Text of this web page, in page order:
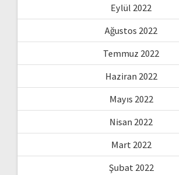
Eylül 2022
Ağustos 2022
Temmuz 2022
Haziran 2022
Mayıs 2022
Nisan 2022
Mart 2022
Şubat 2022